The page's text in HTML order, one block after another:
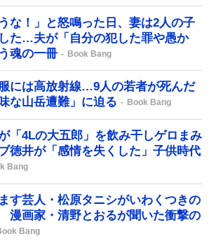
な！」と怒鳴った日、妻は2人の子
た…夫が「自分の犯した罪や愚か
魂の一冊
Book Bang
には高放射線…9人の若者が死んだ
な山岳遭難」に迫る
Book Bang
「4Lの大五郎」を飲み干しゲロまみ
徳井が「感情を失くした」子供時代
Bang
す芸人・松原タニシがいわくつきの
画家・清野とおるが聞いた衝撃の
Bang